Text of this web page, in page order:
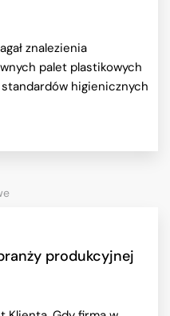
znalezienia
palet plastikowych
higienicznych
produkcyjnej